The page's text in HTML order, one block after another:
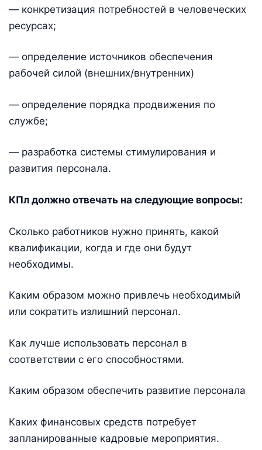
— конкретизация потребностей в человеческих
ресурсах;
— определение источников обеспечения
рабочей силой (внешних/внутренних)
— определение порядка продвижения по
службе;
— разработка системы стимулирования и
развития персонала.
КПл должно отвечать на следующие вопросы:
Сколько работников нужно принять, какой
квалификации, когда и где они будут
необходимы.
Каким образом можно привлечь необходимый
или сократить излишний персонал.
Как лучше использовать персонал в
соответствии с его способностями.
Каким образом обеспечить развитие персонала
Каких финансовых средств потребует
запланированные кадровые мероприятия.